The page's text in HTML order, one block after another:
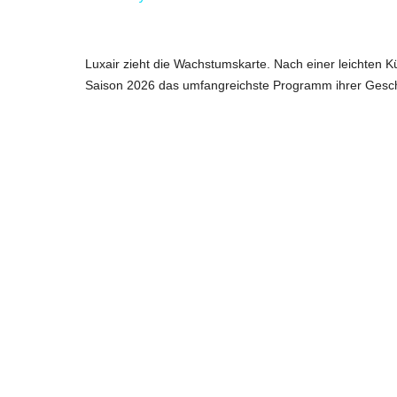
V
Luxair zieht die Wachstumskarte. Nach einer leichten
Saison 2026 das umfangreichste Programm ihrer